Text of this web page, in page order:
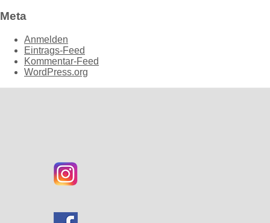
Meta
Anmelden
Eintrags-Feed
Kommentar-Feed
WordPress.org